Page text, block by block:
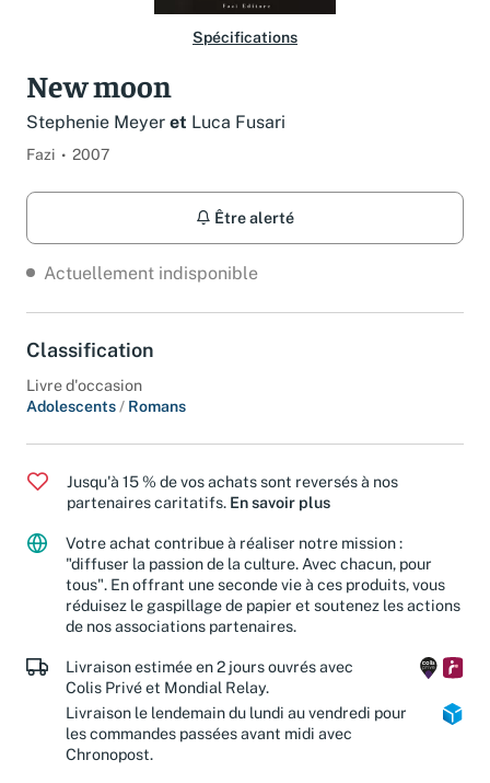
Spécifications
New moon
Stephenie Meyer et Luca Fusari
Fazi 2007
Être alerté
Actuellement indisponible
Classification
Livre d'occasion
Adolescents/ Romans
Jusqu'à 15 % de vos achats sont reversés à nos
partenaires caritatifs. En savoir plus
Votre achat contribue à réaliser notre mission :
"diffuser la passion de la culture. Avec chacun, pour
tous". En offrant une seconde vie à ces produits, vous
réduisez le gaspillage de papier et soutenez les actions
de nos associations partenaires.
Livraison estimée en 2 jours ouvrés avec
Colis Privé et Mondial Relay.
Livraison le lendemain du lundi au vendredi pour
les commandes passées avant midi avec
Chronopost.